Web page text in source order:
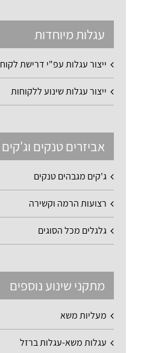
עגלות מיוחדות
ייצור עגלות עפ"י דרישת לקוח
ייצור עגלות שינוע ללקוחות
אביזרים טנקים וג'קים
ג'קים מגבהים טנקים
רצועות הרמה וקשירה
גלגלים מכל הסוגים
מתקני שינוע נוספים
מעליות משא
עגלות משא-עגלות ברזל